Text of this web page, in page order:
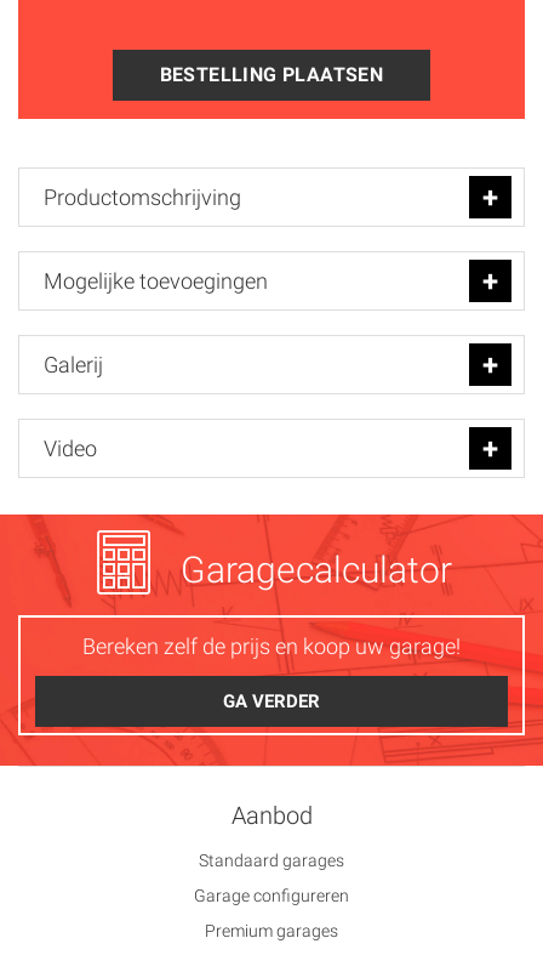
Productomschrijving
Mogelijke toevoegingen
Galerij
Video
Garagecalculator
Bereken zelf de prijs en koop uw garage!
GA VERDER
Aanbod
Standaard garages
Garage configureren
Premium garages